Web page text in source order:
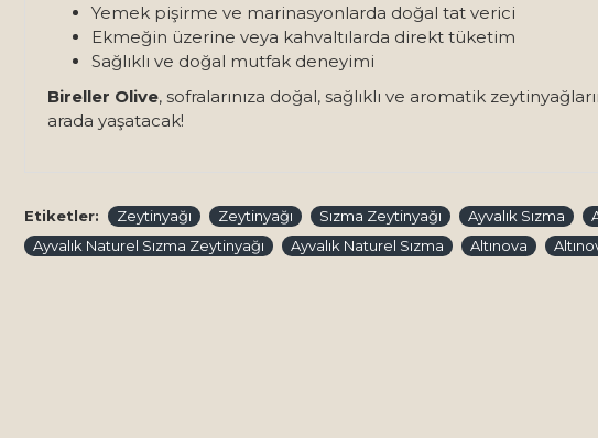
Yemek pişirme ve marinasyonlarda doğal tat verici
Ekmeğin üzerine veya kahvaltılarda direkt tüketim
Sağlıklı ve doğal mutfak deneyimi
Bireller Olive, sofralarınıza doğal, sağlıklı ve aromatik
arada yaşatacak!
Etiketler: Zeytinyağı Zeytinyağı Sızma Zeytinyağı Ayvalık Sızma
Ayvalık Naturel Sızma Zeytinyağı
Ayvalık Naturel Sızma Altınova